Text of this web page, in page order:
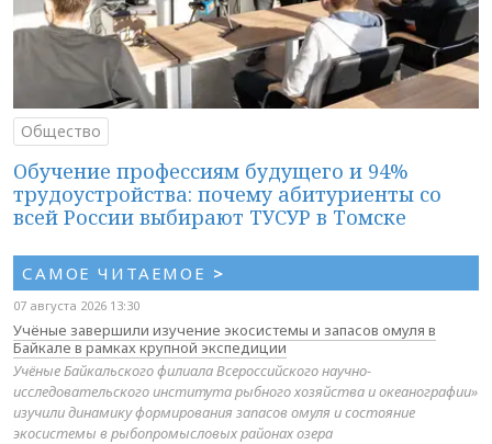
Общество
Обучение профессиям будущего и 94%
трудоустройства: почему абитуриенты со
всей России выбирают ТУСУР в Томске
САМОЕ ЧИТАЕМОЕ >
07 августа 2026 13:30
Учёные завершили изучение экосистемы и запасов омуля в
Байкале в рамках крупной экспедиции
Учёные Байкальского филиала Всероссийского научно-
исследовательского института рыбного хозяйства и океанографии»
изучили динамику формирования запасов омуля и состояние
экосистемы в рыбопромысловых районах озера